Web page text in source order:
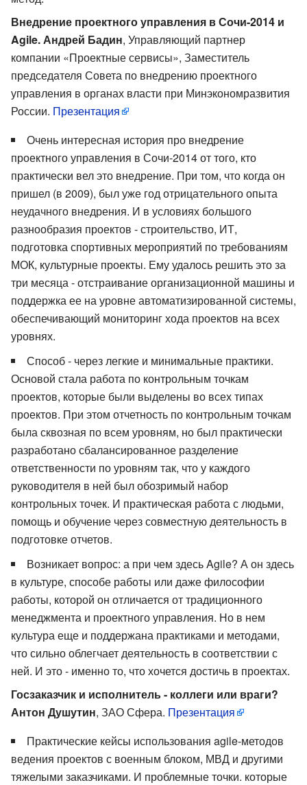
Внедрение проектного управления в Сочи-2014 и
Agile. Андрей Бадин, Управляющий партнер
компании «Проектные сервисы», Заместитель
председателя Совета по внедрению проектного
управления в органах власти при Минэкономразвития
России. Презентация
Очень интересная история про внедрение
проектного управления в Сочи-2014 от того, кто
практически вел это внедрение. При том, что когда он
пришел (в 2009), был уже год отрицательного опыта
неудачного внедрения. И в условиях большого
разнообразия проектов - строительство, ИТ,
подготовка спортивных мероприятий по требованиям
МОК, культурные проекты. Ему удалось решить это за
три месяца - отстраивание организационной машины и
поддержка ее на уровне автоматизированной системы,
обеспечивающий мониторинг хода проектов на всех
уровнях.
Способ - через легкие и минимальные практики.
Основой стала работа по контрольным точкам
проектов, которые были выделены во всех типах
проектов. При этом отчетность по контрольным точкам
была сквозная по всем уровням, но был практически
разработано сбалансированное разделение
ответственности по уровням так, что у каждого
руководителя в ней был обозримый набор
контрольных точек. И практическая работа с людьми,
помощь и обучение через совместную деятельность в
подготовке отчетов.
Возникает вопрос: а при чем здесь Agile? А он здесь
в культуре, способе работы или даже философии
работы, которой он отличается от традиционного
менеджмента и проектного управления. Но в нем
культура еще и поддержана практиками и методами,
что сильно облегчает деятельность в соответствии с
ней. И это - именно то, что хочется достичь в проектах.
Госзаказчик и исполнитель - коллеги или враги?
Антон Душутин, ЗАО Сфера. Презентация
Практические кейсы использования agile-методов
ведения проектов с военным блоком, МВД и другими
тяжелыми заказчиками. И проблемные точки. которые